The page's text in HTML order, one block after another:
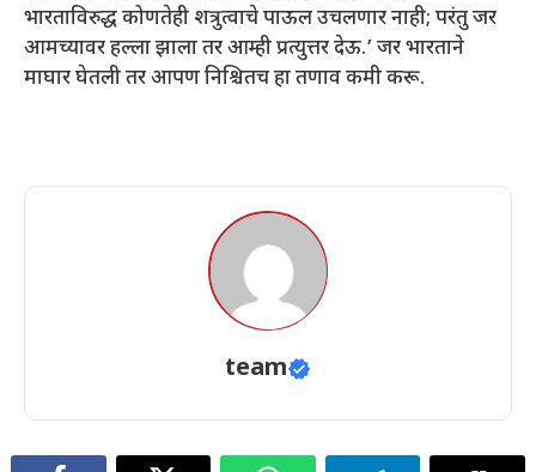
भारताविरुद्ध कोणतेही शत्रुत्वाचे पाऊल उचलणार नाही; परंतु जर
आमच्यावर हल्ला झाला तर आम्ही प्रत्युत्तर देऊ.’ जर भारताने
माघार घेतली तर आपण निश्चितच हा तणाव कमी करू.
team